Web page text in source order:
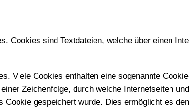
Cookies sind Textdateien, welche über einen
Viele Cookies enthalten eine sogenannte
Zeichenfolge, durch welche Internetseiten
Cookie gespeichert wurde. Dies ermöglicht es